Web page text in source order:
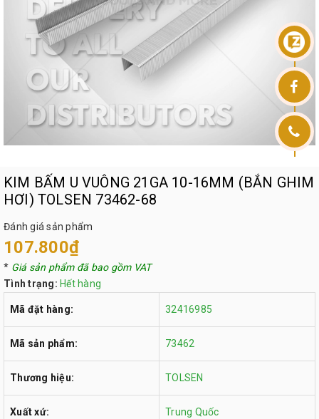
KIM BẤM U VUÔNG 21GA 10-16MM (BẮN GHIM
HƠI) TOLSEN 73462-68
Đánh giá sản phẩm
107.800₫
* Giá sản phẩm đã bao gồm VAT
Tình trạng: Hết hàng
Mã đặt hàng: 32416985
Mã sản phẩm: 73462
Thương hiệu: TOLSEN
Xuất xứ: Trung Quốc